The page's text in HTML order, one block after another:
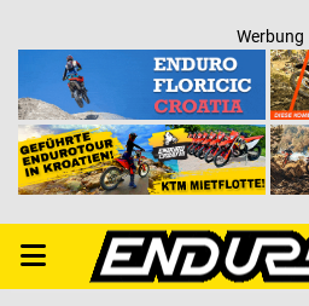
Werbung
PRIMARY